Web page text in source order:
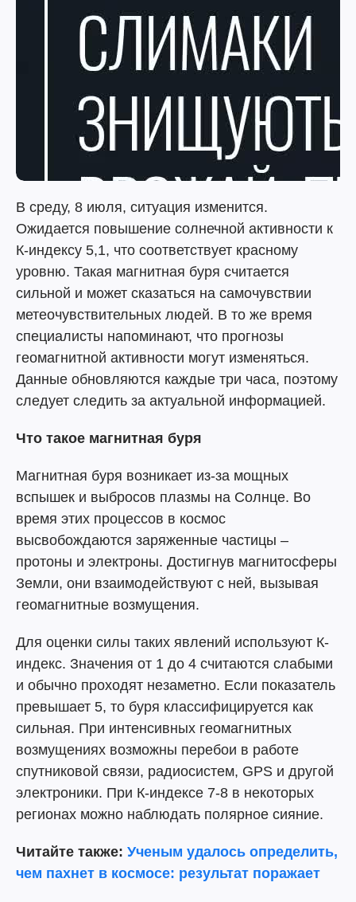
В среду, 8 июля, ситуация изменится.
Ожидается повышение солнечной активности к
К-индексу 5,1, что соответствует красному
уровню. Такая магнитная буря считается
сильной и может сказаться на самочувствии
метеочувствительных людей. В то же время
специалисты напоминают, что прогнозы
геомагнитной активности могут изменяться.
Данные обновляются каждые три часа, поэтому
следует следить за актуальной информацией.
Что такое магнитная буря
Магнитная буря возникает из-за мощных
вспышек и выбросов плазмы на Солнце. Во
время этих процессов в космос
высвобождаются заряженные частицы –
протоны и электроны. Достигнув магнитосферы
Земли, они взаимодействуют с ней, вызывая
геомагнитные возмущения.
Для оценки силы таких явлений используют К-
индекс. Значения от 1 до 4 считаются слабыми
и обычно проходят незаметно. Если показатель
превышает 5, то буря классифицируется как
сильная. При интенсивных геомагнитных
возмущениях возможны перебои в работе
спутниковой связи, радиосистем, GPS и другой
электроники. При К-индексе 7-8 в некоторых
регионах можно наблюдать полярное сияние.
Читайте также: Ученым удалось определить,
чем пахнет в космосе: результат поражает